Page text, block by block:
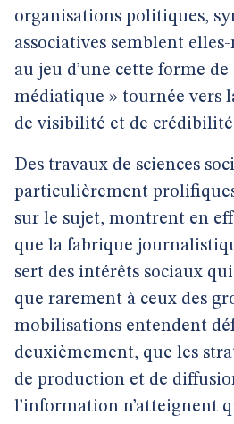
organisations politiques,
associatives semblent elles-
au jeu d’une cette forme
médiatique » tournée vers
de visibilité et de
Des travaux de sciences
particulièrement
sur le sujet, montrent en
que la fabrique
sert des intérêts sociaux
que rarement à ceux des
mobilisations entendent
deuxièmement, que les
de production et de
l’information n’atteignent